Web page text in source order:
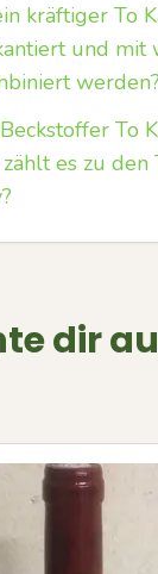
kräftiger To
und mit
werden?
To
es zu den
dir